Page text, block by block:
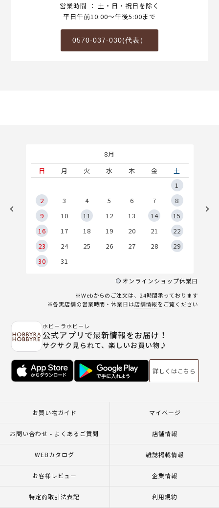
営業時間 ： 土・日・祝日を除く
平日午前10:00～午後5:00まで
0570-037-030(代表）
8月
日
月 火 水 木 金
土
1
2
3 4 5 6 7
8
9
10 11 12 13 14
15
16
17 18 19 20 21
22
23
24 25 26 27 28
29
30
31
オンラインショップ休業日
※Webからのご注文は、24時間承っております
※各実店舗の営業時間・休業日は店舗情報をご覧ください
ホビーラホビーレ
公式アプリで最新情報をお届け！
サクサク見られて、楽しいお買い物♪
詳しくはこちら
お買い物ガイド マイページ
お問い合わせ - よくあるご質問 店舗情報
WEBカタログ 雑誌掲載情報
お客様レビュー 企業情報
特定商取引法表記 利用規約